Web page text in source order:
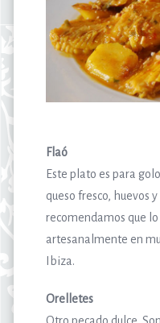
Flaó
Este plato es para
queso fresco, huevos
recomendamos que
artesanalmente en
Ibiza.
Orelletes